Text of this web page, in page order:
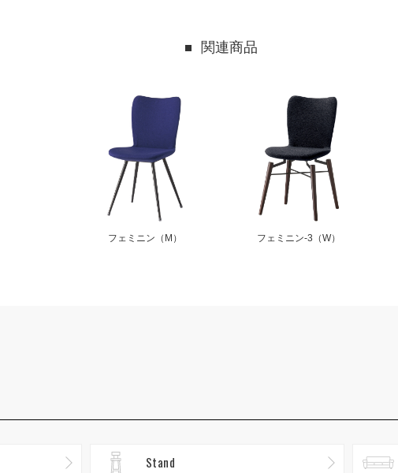
関連商品
フェミニン（M） フェミニン-3（W）
Stand